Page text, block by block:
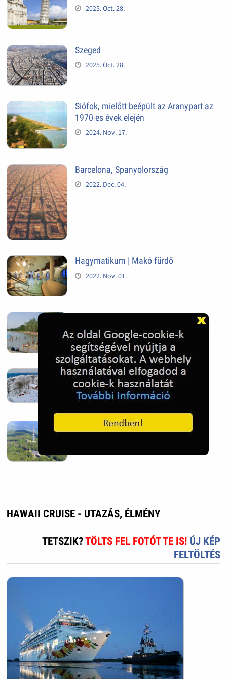
2025. Oct. 28.
Szeged
2025. Oct. 28.
Siófok, mielőtt beépült az Aranypart az
1970-es évek elején
2024. Nov. 17.
Barcelona, Spanyolország
2022. Dec. 04.
Hagymatikum | Makó fürdő
2022. Nov. 01.
2022. Nov. 01.
Hóban gyakran gazdag télen a
Kékestető
2022. Nov. 01.
Kékestető település
HAWAII CRUISE - UTAZÁS, ÉLMÉNY
TETSZIK?TÖLTS FEL FOTÓT TE IS! ÚJ KÉP
FELTÖLTÉS